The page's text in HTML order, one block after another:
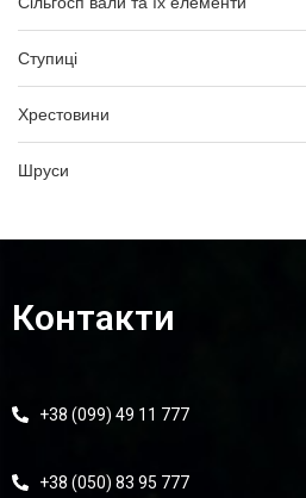
Ступиці
Хрестовини
Шруси
Контакти
+38 (099) 49 11 777
+38 (050) 83 95 777